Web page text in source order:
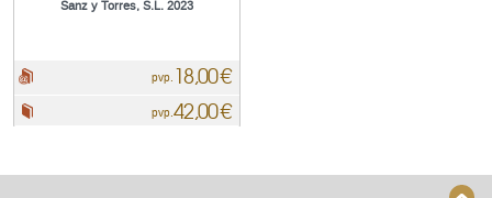
Sanz y Torres, S.L. 2023
pvp. 18,00 €
pvp.42,00 €